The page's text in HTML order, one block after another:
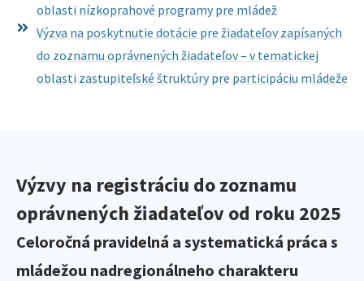
oblasti nízkoprahové programy pre mládež
Výzva na poskytnutie dotácie pre žiadateľov zapísaných
do zoznamu oprávnených žiadateľov – v tematickej
oblasti zastupiteľské štruktúry pre participáciu mládeže
Výzvy na registráciu do zoznamu
oprávnených žiadateľov od roku 2025
Celoročná pravidelná a systematická práca s
mládežou nadregionálneho charakteru